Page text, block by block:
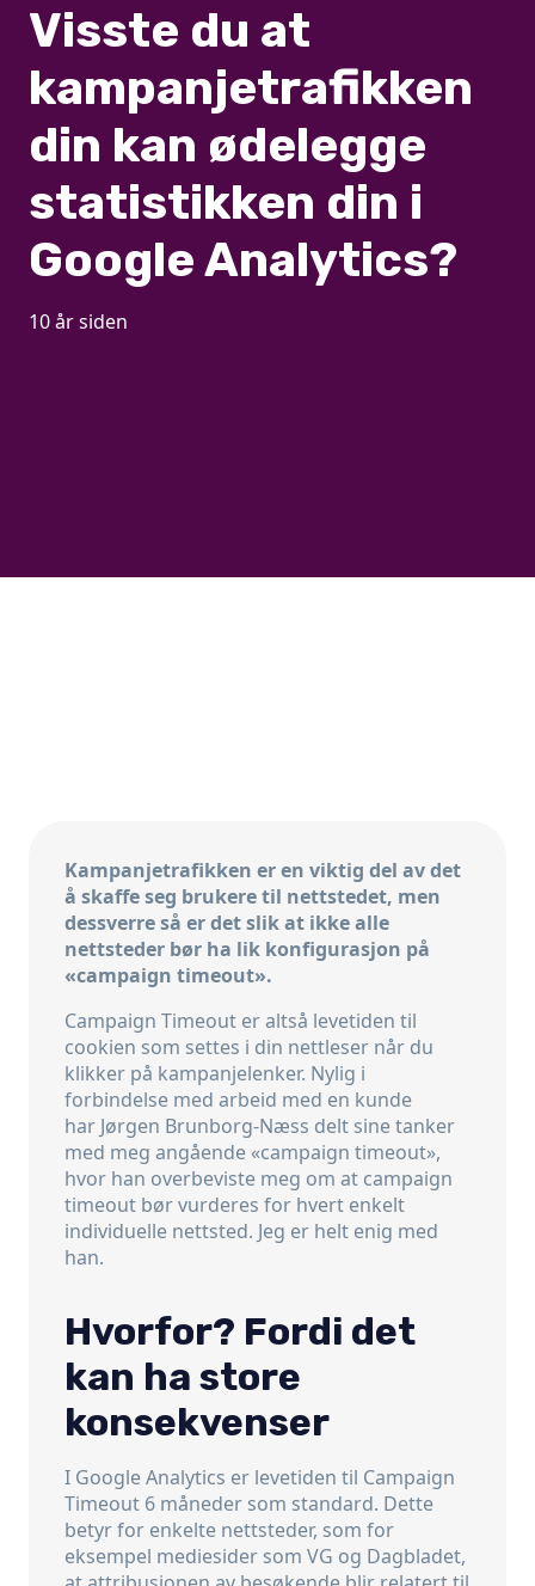
Visste du at
kampanjetrafikken
din kan ødelegge
statistikken din i
Google Analytics?
10 år siden
Kampanjetrafikken er en viktig del av det
å skaffe seg brukere til nettstedet, men
dessverre så er det slik at ikke alle
nettsteder bør ha lik konfigurasjon på
«campaign timeout».
Campaign Timeout er altså levetiden til
cookien som settes i din nettleser når du
klikker på kampanjelenker. Nylig i
forbindelse med arbeid med en kunde
har Jørgen Brunborg-Næss delt sine tanker
med meg angående «campaign timeout»,
hvor han overbeviste meg om at campaign
timeout bør vurderes for hvert enkelt
individuelle nettsted. Jeg er helt enig med
han.
Hvorfor? Fordi det
kan ha store
konsekvenser
I Google Analytics er levetiden til Campaign
Timeout 6 måneder som standard. Dette
betyr for enkelte nettsteder, som for
eksempel mediesider som VG og Dagbladet,